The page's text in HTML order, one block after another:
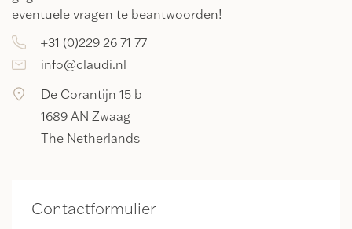
eventuele vragen te beantwoorden!
+31 (0)229 26 71 77
info@claudi.nl
De Corantijn 15 b
1689 AN Zwaag
The Netherlands
Contactformulier